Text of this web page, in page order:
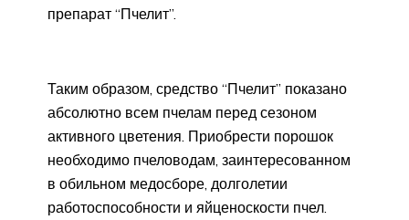
препарат “Пчелит”.
Таким образом, средство “Пчелит” показано
абсолютно всем пчелам перед сезоном
активного цветения. Приобрести порошок
необходимо пчеловодам, заинтересованном
в обильном медосборе, долголетии
работоспособности и яйценоскости пчел.